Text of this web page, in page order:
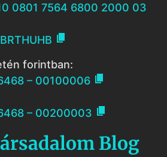
0801 7564 6800 2000 03

forintban:
– 00100006 
– 00200003 
Blog